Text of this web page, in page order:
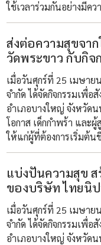
ใช้เวลาร่วมกันอย่างมีค
ส่งต่อความสุขจา
วัดพระขาว กับกิจ
เมื่อวันศุกร์ที่ 25 เมษา
จำกัด ได้จัดกิจกรรมเพื่อ
อำเภอบางใหญ่ จังหวัด
โอกาส เด็กกำพร้า และ
ให้แก่ผู้ที่ต้องการเริ่มต้น
แบ่งปันความสุข ส
ของบริษัท ไทยนิ
เมื่อวันศุกร์ที่ 25 เมษา
จำกัด ได้จัดกิจกรรมเพื่อ
อำเภอบางใหญ่ จังหวัด